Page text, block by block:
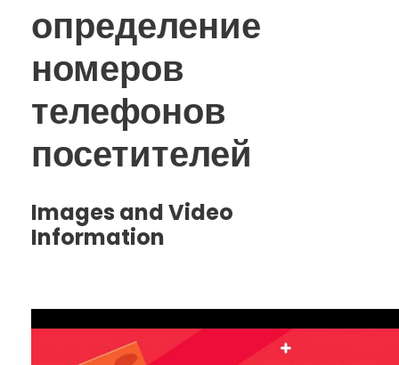
определение
номеров
телефонов
посетителей
Images and Video
Information